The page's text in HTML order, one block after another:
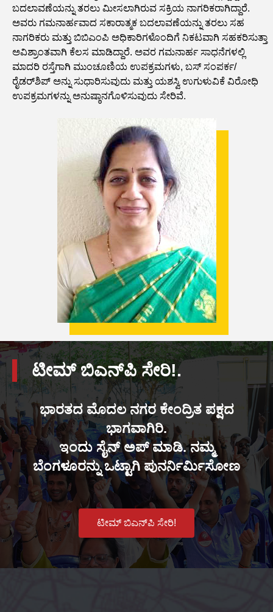
ಬದಲಾವಣೆಯನ್ನು ತರಲು ಮೀಸಲಾಗಿರುವ ಸಕ್ರಿಯ ನಾಗರಿಕರಾಗಿದ್ದಾರೆ.
ಅವರು ಗಮನಾರ್ಹವಾದ ಸಕಾರಾತ್ಮಕ ಬದಲಾವಣೆಯನ್ನು ತರಲು ಸಹ
ನಾಗರಿಕರು ಮತ್ತು ಬಿಬಿಎಂಪಿ ಅಧಿಕಾರಿಗಳೊಂದಿಗೆ ನಿಕಟವಾಗಿ ಸಹಕರಿಸುತ್ತಾ
ಅವಿಶ್ರಾಂತವಾಗಿ ಕೆಲಸ ಮಾಡಿದ್ದಾರೆ. ಅವರ ಗಮನಾರ್ಹ ಸಾಧನೆಗಳಲ್ಲಿ
ಮಾದರಿ ರಸ್ತೆಗಾಗಿ ಮುಂಚೂಣಿಯ ಉಪಕ್ರಮಗಳು, ಬಸ್ ಸಂಪರ್ಕ/
ರೈಡರ್‌ಶಿಪ್ ಅನ್ನು ಸುಧಾರಿಸುವುದು ಮತ್ತು ಯಶಸ್ವಿ ಉಗುಳುವಿಕೆ ವಿರೋಧಿ
ಉಪಕ್ರಮಗಳನ್ನು ಅನುಷ್ಠಾನಗೊಳಿಸುವುದು ಸೇರಿವೆ.
ಟೀಮ್ ಬಿಎನ್‌ಪಿ ಸೇರಿ!.
ಭಾರತದ ಮೊದಲ ನಗರ ಕೇಂದ್ರಿತ ಪಕ್ಷದ
ಭಾಗವಾಗಿರಿ.
ಇಂದು ಸೈನ್ ಅಪ್ ಮಾಡಿ. ನಮ್ಮ
ಬೆಂಗಳೂರನ್ನು ಒಟ್ಟಾಗಿ ಪುನರ್ನಿರ್ಮಿಸೋಣ
ಟೀಮ್ ಬಿಎನ್‌ಪಿ ಸೇರಿ!